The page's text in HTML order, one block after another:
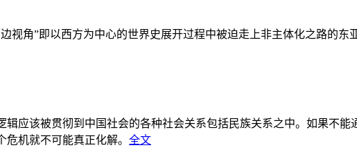
视角”即以西方为中心的世界史展开过程中被迫走上非主体化之路的
辑应该被贯彻到中国社会的各种社会关系包括民族关系之中。如果不
机就不可能真正化解。 全文